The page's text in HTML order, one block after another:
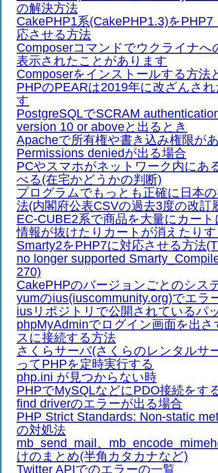
の解決方法
CakePHP1系(CakePHP1.3)をPHP7
応させる方法
Composerコマンドでウクライナへ
表示されたことがあります
Composerをインストールする方法
PHPのPEARは2019年に改ざんさ
す
PostgreSQLでSCRAM
version 10 or aboveと出るとき
Apacheで所有権や書き込み権限が
Permissions deniedが出る場合
PCやスマホがネットワーク内にあ
べる(在宅かどうかの判断)
プログラムでもっとも正確に日本
法(内閣府公表CSVの過去3度の改訂
EC-CUBE2系で商品を大量にカー
情報が抜けたりカートが消えたり
Smarty2をPHP7に対応させる方法
no longer supported
270)
CakePHPのバージョンごとのシス
yumのius(iuscommunity.org)でエラ
iusリポジトリで公開されているパ
phpMyAdminでログイン画面を出
スに接続する方法
さくらサーバ(さくらのレンタルサ
ってPHPを定時実行する
php.ini が見つからない時
PHPでMySQLなどにPDO接続をす
find driverのエラーが出る場合
PHP Strict Standards: Non-static
の対処法
mb_send_mail、
けのまとめ(半角カタカナなど)
Twitter APIでのエラーの一覧